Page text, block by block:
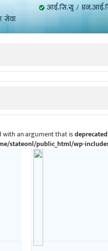
with an argument that isdeprecated
stateonl/public_html/wp-